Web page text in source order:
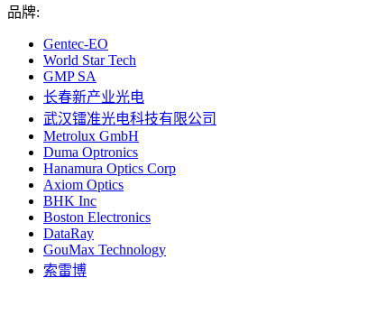
品牌:
Gentec-EO
World Star Tech
GMP SA
长春新产业光电
武汉镭准光电科技有限公司
Metrolux GmbH
Duma Optronics
Hanamura Optics Corp
Axiom Optics
BHK Inc
Boston Electronics
DataRay
GouMax Technology
索雷博